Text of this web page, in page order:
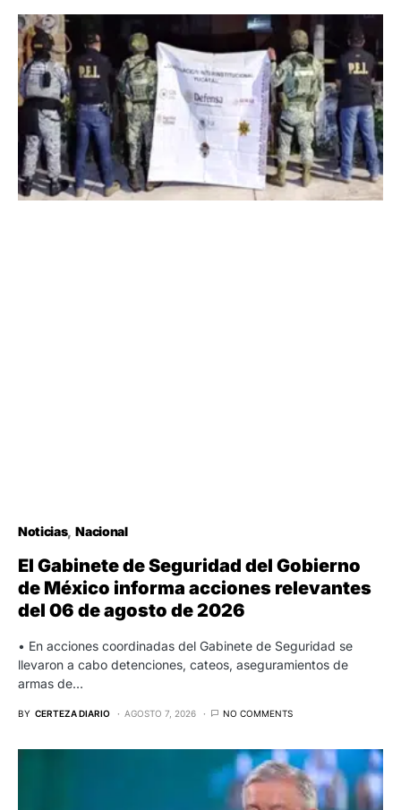
Noticias Nacional
El Gabinete de Seguridad del Gobierno
de México informa acciones relevantes
del 06 de agosto de 2026
• En acciones coordinadas del Gabinete de Seguridad se
llevaron a cabo detenciones, cateos, aseguramientos de
armas de…
BY CERTEZA DIARIO AGOSTO 7, 2026 NO COMMENTS